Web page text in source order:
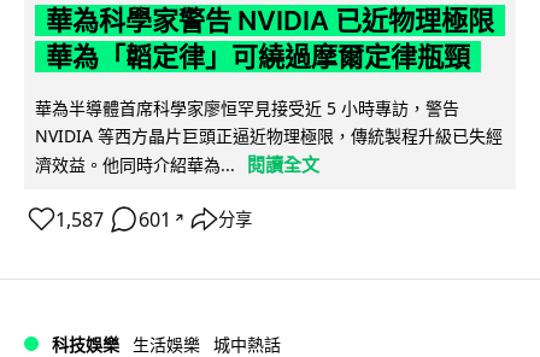
華為科學家警告 NVIDIA 已近物理極限
華為「韜定律」可繞過摩爾定律瓶頸
華為半導體首席科學家廖恒罕見接受近 5 小時專訪，警告
NVIDIA 等西方晶片巨頭正逼近物理極限，傳統製程升級已失經
濟效益。他同時介紹華為...
閱讀全文
1,587 601 ↗ 分享
科技娛樂 生活娛樂 城中熱話